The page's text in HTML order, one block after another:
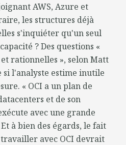
AWS, Azure et
les structures déjà
s'inquiéter qu'un seul
? Des questions «
rationnelles », selon Matt
si l'analyste estime inutile
« OCI a un plan de
et de son
avec une grande
à bien des égards, le fait
avec OCI devrait